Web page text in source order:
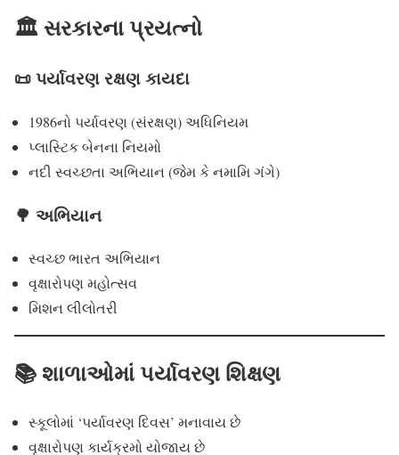
🏛️ સરકારના પ્રયત્નો
📜 પર્યાવરણ રક્ષણ કાયદા
1986નો પર્યાવરણ (સંરક્ષણ) અધિનિયમ
પ્લાસ્ટિક બેનના નિયમો
નદી સ્વચ્છતા અભિયાન (જેમ કે નમામિ ગંગે)
🌳 અભિયાન
સ્વચ્છ ભારત અભિયાન
વૃક્ષારોપણ મહોત્સવ
મિશન લીલોતરી
📚 શાળાઓમાં પર્યાવરણ શિક્ષણ
સ્કૂલોમાં ‘પર્યાવરણ દિવસ’ મનાવાય છે
વૃક્ષારોપણ કાર્યક્રમો યોજાય છે